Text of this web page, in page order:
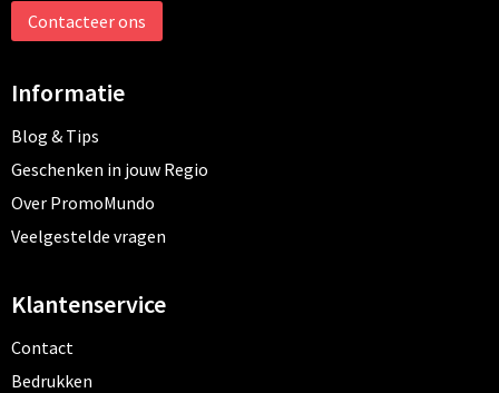
Contacteer ons
Informatie
Blog & Tips
Geschenken in jouw Regio
Over PromoMundo
Veelgestelde vragen
Klantenservice
Contact
Bedrukken